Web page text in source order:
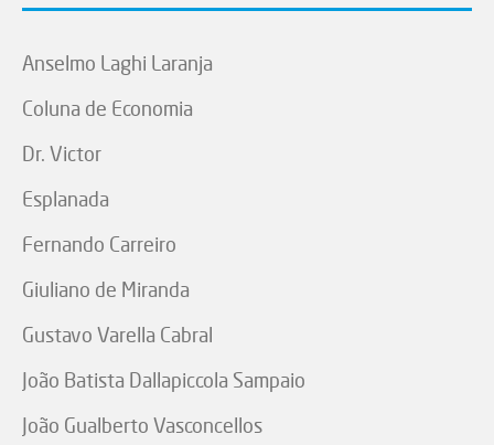
Anselmo Laghi Laranja
Coluna de Economia
Dr. Victor
Esplanada
Fernando Carreiro
Giuliano de Miranda
Gustavo Varella Cabral
João Batista Dallapiccola Sampaio
João Gualberto Vasconcellos